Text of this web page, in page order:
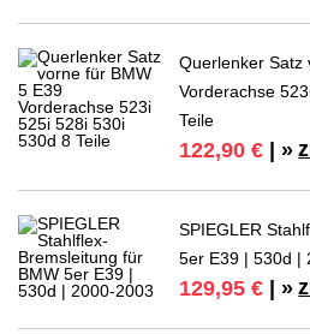
Querlenker Satz
Vorderachse
Teile
122,90 € | »
SPIEGLER
5er E39 | 530d |
129,95 € | »